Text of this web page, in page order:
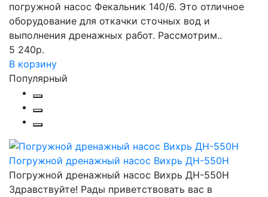
погружной насос Фекальник 140/6. Это отличное
оборудование для откачки сточных вод и
выполнения дренажных работ. Рассмотрим..
5 240р.
В корзину
Популярный
Погружной дренажный насос Вихрь ДН-550Н
Погружной дренажный насос Вихрь ДН-550Н
Здравствуйте! Рады приветствовать вас в